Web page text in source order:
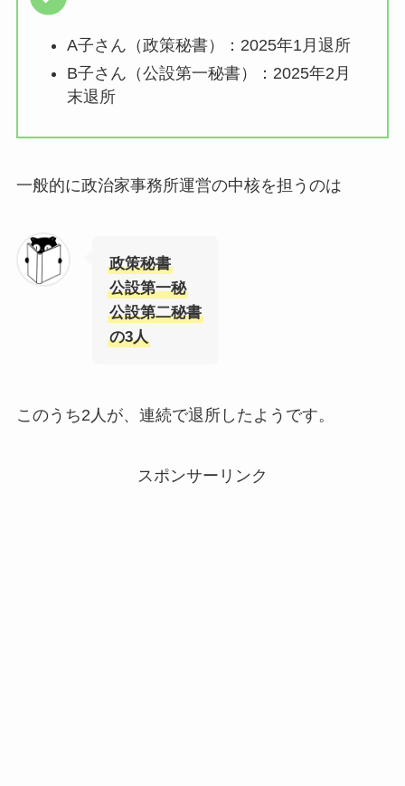
A子さん（政策秘書）：2025年1月退所
B子さん（公設第一秘書）：2025年2月
末退所
一般的に政治家事務所運営の中核を担うのは
政策秘書
公設第一秘
公設第二秘書
の3人
このうち2人が、連続で退所したようです。
スポンサーリンク